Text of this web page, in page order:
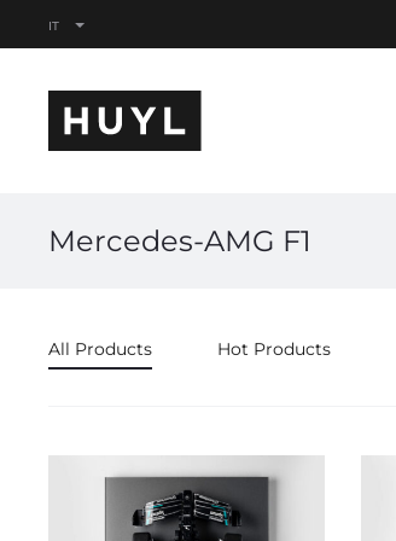
IT
Mercedes-AMG F1
All Products Hot Products